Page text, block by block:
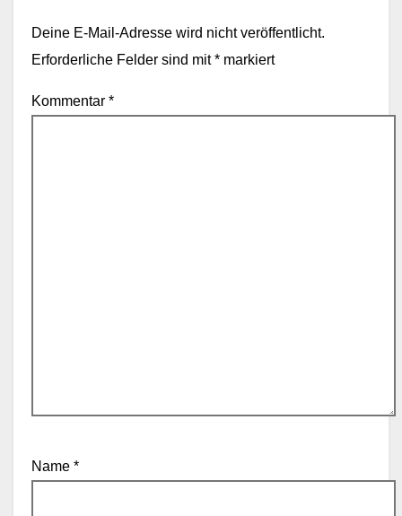
Deine E-Mail-Adresse wird nicht veröffentlicht.
Erforderliche Felder sind mit* markiert
Kommentar *
Name *